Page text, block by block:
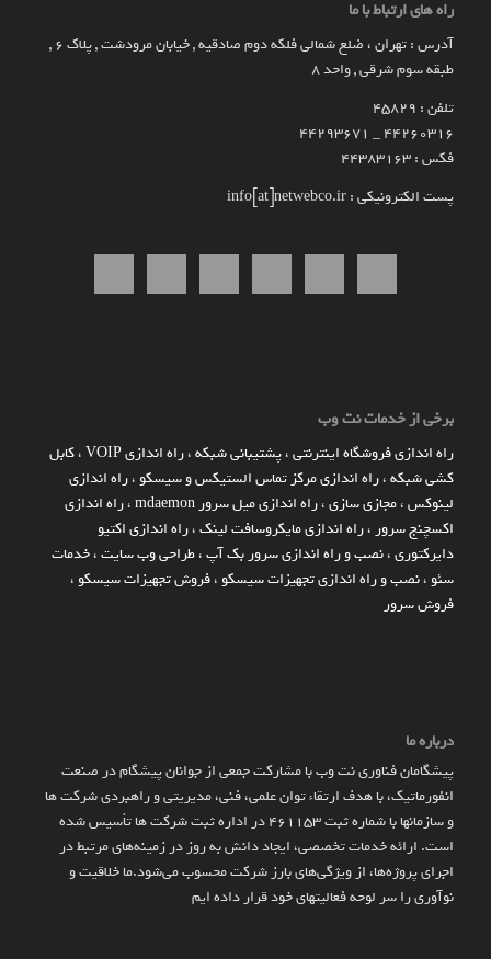
راه های ارتباط با ما
آدرس : تهران ، ضلع شمالی فلکه دوم صادقیه , خیابان مرودشت , پلاک ۶ ,
طبقه سوم شرقی , واحد ۸
تلفن : 45829
۴۴۲۶۰۳۱۶ _ 44293671
فکس : 44383163
پست الکترونیکی : info[at]netwebco.ir
برخی از خدمات نت وب
راه اندازي فروشگاه اينترنتي،پشتیبانی شبکه،راه اندازی VOIP ،کابل
کشی شبکه،راه اندازی مرکز تماس الستیکس و سیسکو،راه اندازی
لینوکس،مجازی سازی،راه اندازی میل سرور mdaemon ،راه اندازی
اکسچنج سرور،راه اندازی مایکروسافت لینک،راه اندازی اکتیو
دایرکتوری،نصب و راه اندازی سرور بک آپ،طراحی وب سایت،خدمات
سئو،نصب و راه اندازی تجهیزات سیسکو،فروش تجهیزات سیسکو،
فروش سرور
درباره ما
پیشگامان فناوری نت وب با مشارکت جمعی از جوانان پیشگام در صنعت
انفورماتیک، با هدف ارتقاء توان علمی، فنی، مدیریتی و راهبردی شرکت ها
و سازمان­ها با شماره ثبت 461153 در اداره ثبت شرکت ها تأسیس شده
است. ارائه خدمات تخصصی، ایجاد دانش به‌ روز در زمینه‌های مرتبط در
اجرای پروژه‌ها، از ویژگی‌های بارز شرکت محسوب می‌شود.ما خلاقیت و
نوآوری را سر لوحه فعالیتهای خود قرار داده ایم